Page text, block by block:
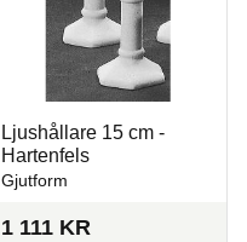
Ljushållare 15 cm -
Hartenfels
Gjutform
1 111 KR